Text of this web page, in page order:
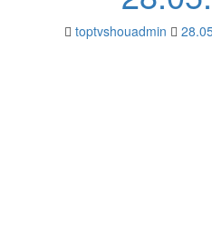
toptvshouadmin